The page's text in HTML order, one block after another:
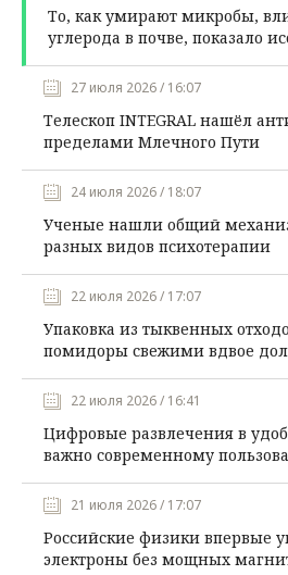
То, как умирают микробы,
углерода в почве, показало
27 июля 2026 / 16:07
Телескоп INTEGRAL нашёл
пределами Млечного Пути
24 июля 2026 / 18:07
Ученые нашли общий
разных видов психотерапии
22 июля 2026 / 17:07
Упаковка из тыквенных
помидоры свежими вдвое
22 июля 2026 / 16:41
Цифровые развлечения в
важно современному
21 июля 2026 / 17:07
Российские физики впервые
электроны без мощных